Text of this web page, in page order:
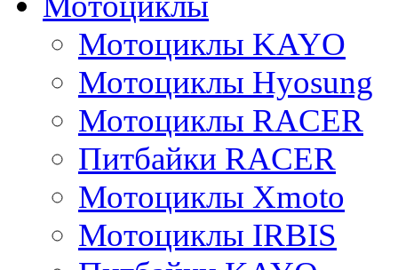
Мотоциклы KAYO
Мотоциклы Hyosung
Мотоциклы RACER
Питбайки RACER
Мотоциклы Xmoto
Мотоциклы IRBIS